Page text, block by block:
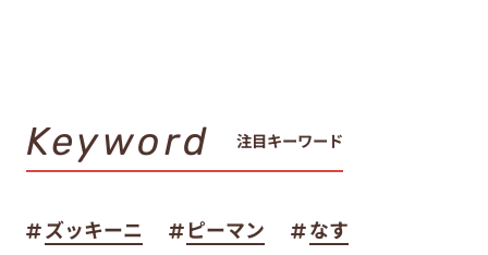
Keyword 注目キーワード
ズッキーニ ピーマン なす